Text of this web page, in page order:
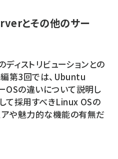
晴山佳須夫のヒント集！ (2017)
とその他のサー
ィストリビューションとの
第3回では、Ubuntu
OSの違いについて説明し
て採用すべきLinux OSの
や魅力的な機能の有無だ